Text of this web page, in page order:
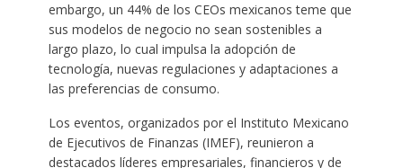
embargo, un 44% de los CEOs mexicanos teme que
sus modelos de negocio no sean sostenibles a
largo plazo, lo cual impulsa la adopción de
tecnología, nuevas regulaciones y adaptaciones a
las preferencias de consumo.
Los eventos, organizados por el Instituto Mexicano
de Ejecutivos de Finanzas (IMEF), reunieron a
destacados líderes empresariales, financieros y de